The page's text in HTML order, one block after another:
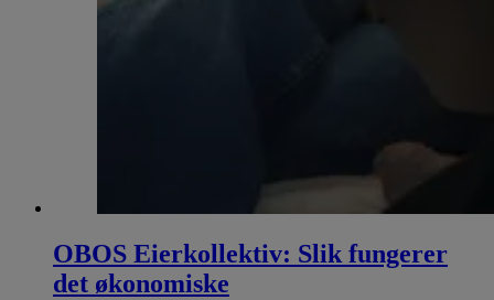
OBOS Eierkollektiv: Slik fungerer
det økonomiske